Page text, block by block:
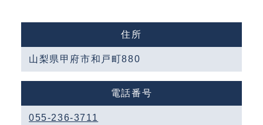
住所
山梨県甲府市和戸町880
電話番号
055-236-3711